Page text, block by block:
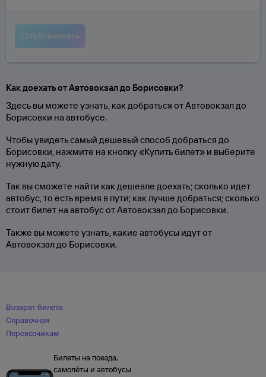
Как доехать от Автовокзал до Борисовки?
Здесь вы можете узнать, как добраться от Автовокзал до
Борисовки на автобусе.
Чтобы увидеть самый дешевый способ добраться до
Борисовки, нажмите на кнопку «Купить билет» и выберите
нужную дату.
Так вы сможете найти как дешевле доехать; сколько идет
автобус, то есть время в пути; как лучше добраться; сколько
стоит билет на автобус от Автовокзал до Борисовки.
Также вы можете узнать, какие автобусы идут от
Автовокзал до Борисовки.
Возврат билета
Справочная
Перевозчикам
Билеты на поезда,
самолёты и автобусы